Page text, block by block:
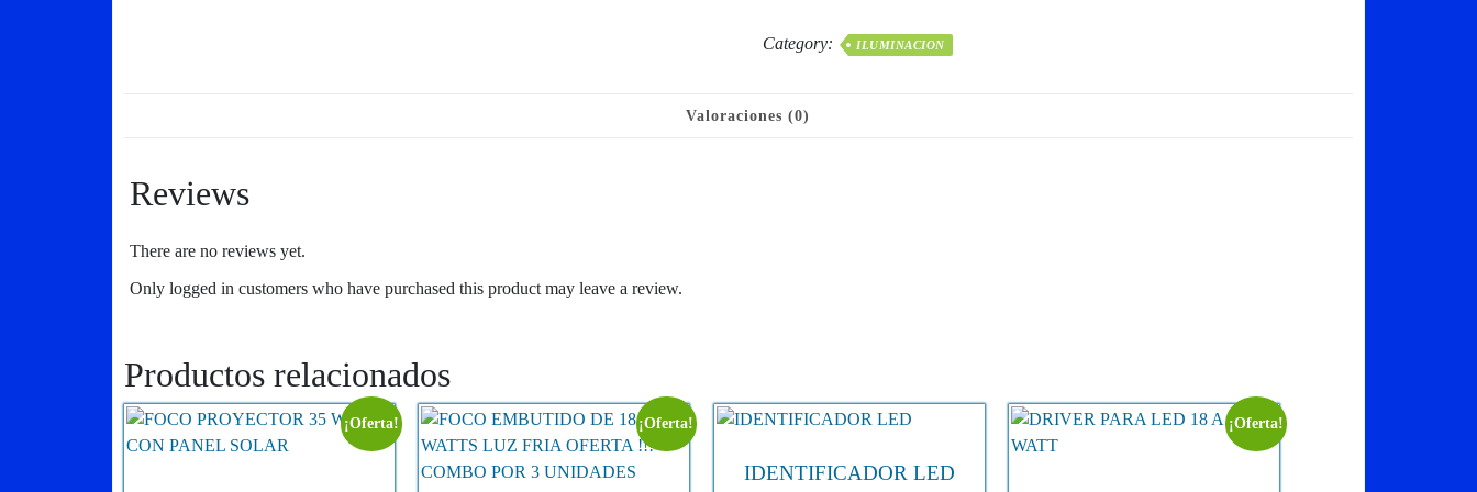
$17.990.$10.000.
AREA
IP65
Category: ILUMINACION
Valoraciones (0)
Reviews
There are no reviews yet.
Only logged in customers who have purchased this product may leave a review.
Productos relacionados
¡Oferta! ¡Oferta!
IDENTIFICADOR LED
¡Oferta!